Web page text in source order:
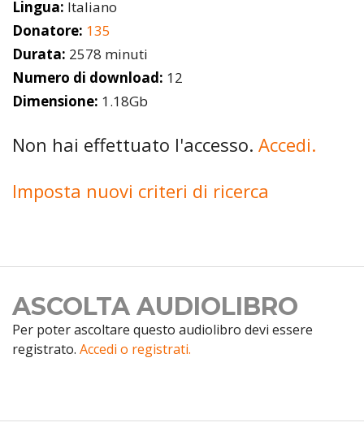
Lingua: Italiano
Donatore: 135
Durata: 2578 minuti
Numero di download: 12
Dimensione: 1.18Gb
Non hai effettuato l'accesso. Accedi.
Imposta nuovi criteri di ricerca
ASCOLTA AUDIOLIBRO
Per poter ascoltare questo audiolibro devi essere
registrato. Accedi o registrati.